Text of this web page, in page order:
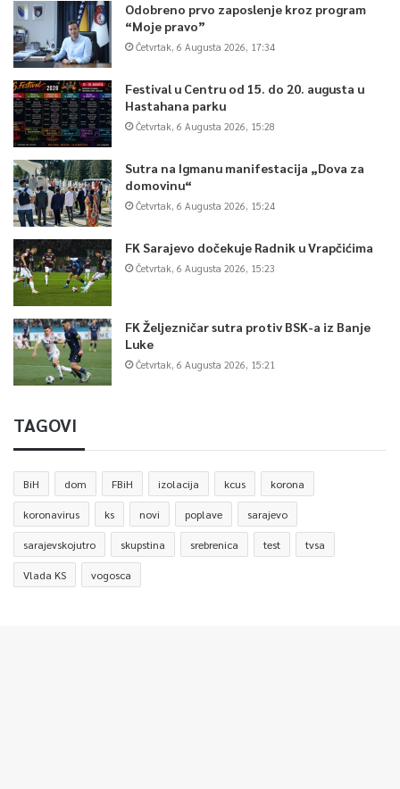
Odobreno prvo zaposlenje kroz program
“Moje pravo”
Četvrtak, 6 Augusta 2026, 17:34
Festival u Centru od 15. do 20. augusta u
Hastahana parku
Četvrtak, 6 Augusta 2026, 15:28
Sutra na Igmanu manifestacija „Dova za
domovinu“
Četvrtak, 6 Augusta 2026, 15:24
FK Sarajevo dočekuje Radnik u Vrapčićima
Četvrtak, 6 Augusta 2026, 15:23
FK Željezničar sutra protiv BSK-a iz Banje
Luke
Četvrtak, 6 Augusta 2026, 15:21
TAGOVI
BiH dom FBiH izolacija kcus korona
koronavirus ks novi poplave sarajevo
sarajevskojutro skupstina srebrenica test tvsa
Vlada KS vogosca